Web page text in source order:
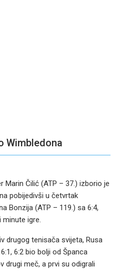
Wimbledona
Marin Čilić (ATP – 37.) izborio je
pobijedivši u četvrtak
Bonzija (ATP – 119.) sa 6:4,
minute igre.
drugog tenisača svijeta, Rusa
6:2 bio bolji od Španca
drugi meč, a prvi su odigrali